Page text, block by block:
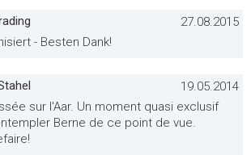
27.08.2015
- Besten Dank!
19.05.2014
sur l'Aar. Un moment quasi exclusif
Berne de ce point de vue.